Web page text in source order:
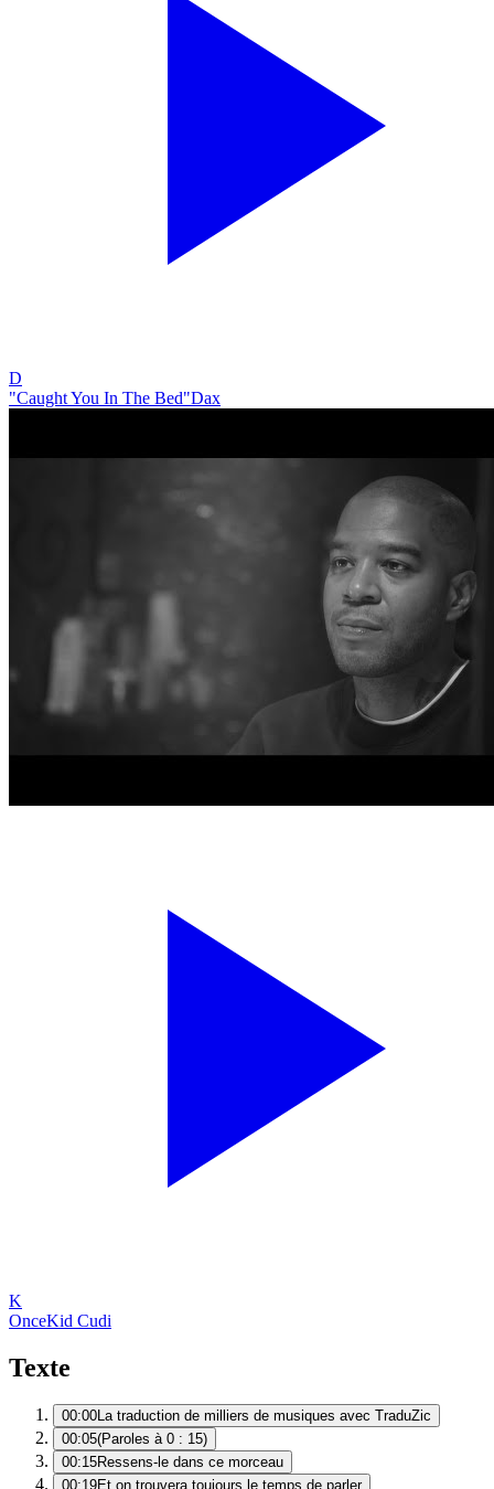
D
"Caught You In The Bed"Dax
K
OnceKid Cudi
Texte
00:00La traduction de milliers de musiques avec TraduZic
00:05(Paroles à 0 : 15)
00:15Ressens-le dans ce morceau
00:19Et on trouvera toujours le temps de parler